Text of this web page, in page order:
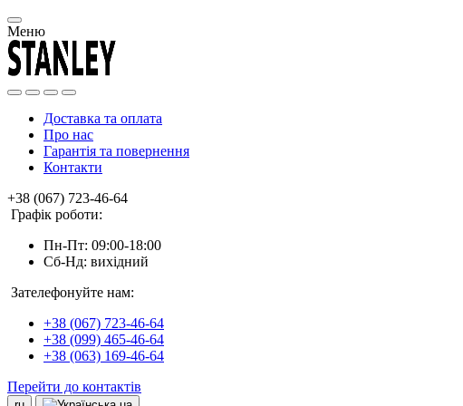
Меню
Доставка та оплата
Про нас
Гарантія та повернення
Контакти
+38 (067) 723-46-64
Графік роботи:
Пн-Пт: 09:00-18:00
Сб-Нд: вихідний
Зателефонуйте нам:
+38 (067) 723-46-64
+38 (099) 465-46-64
+38 (063) 169-46-64
Перейти до контактів